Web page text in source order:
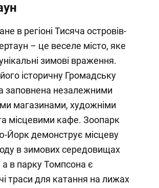
в регіоні Тисяча островів-
– це веселе місто, яке
зимові враження.
історичну Громадську
заповнена незалежними
магазинами, художніми
місцевими кафе. Зоопарк
Йорк демонструє місцеву
в зимових середовищах
а в парку Томпсона є
траси для катання на лижах